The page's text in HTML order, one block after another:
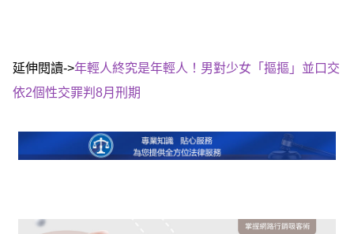
延伸閱讀->年輕人終究是年輕人！男對少女「摳摳」並口交
依2個性交罪判8月刑期